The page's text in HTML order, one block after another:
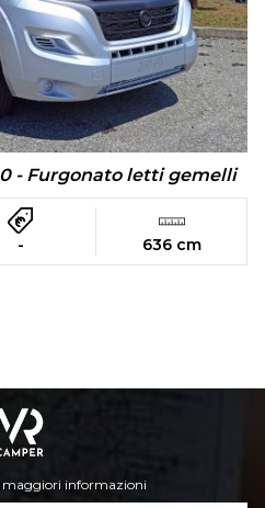
- Furgonato letti gemelli
- 636 cm
maggiori informazioni